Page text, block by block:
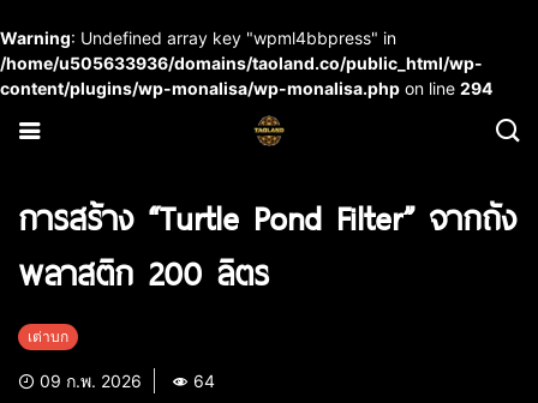
Warning: Undefined array key "wpml4bbpress" in
/home/u505633936/domains/taoland.co/public_html/wp-
content/plugins/wp-monalisa/wp-monalisa.php on line 294
การสร้าง “Turtle Pond Filter” จากถัง
พลาสติก 200 ลิตร
เต่าบก
09 ก.พ. 2026 64